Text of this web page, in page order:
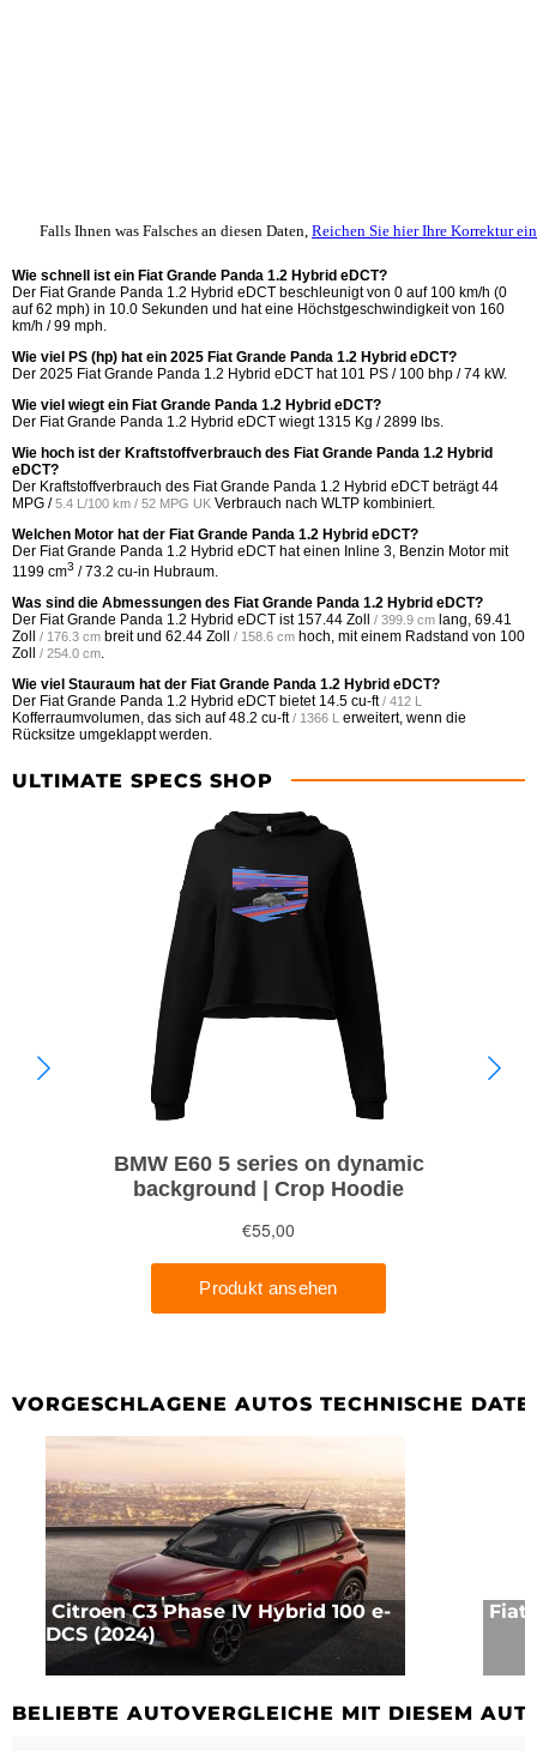
Falls Ihnen was Falsches an diesen Daten, Reichen Sie hier Ihre Korrektur ein
Wie schnell ist ein Fiat Grande Panda 1.2 Hybrid eDCT?
Der Fiat Grande Panda 1.2 Hybrid eDCT beschleunigt von 0 auf 100 km/h (0
auf 62 mph) in 10.0 Sekunden und hat eine Höchstgeschwindigkeit von 160
km/h / 99 mph.
Wie viel PS (hp) hat ein 2025 Fiat Grande Panda 1.2 Hybrid eDCT?
Der 2025 Fiat Grande Panda 1.2 Hybrid eDCT hat 101 PS / 100 bhp / 74 kW.
Wie viel wiegt ein Fiat Grande Panda 1.2 Hybrid eDCT?
Der Fiat Grande Panda 1.2 Hybrid eDCT wiegt 1315 Kg / 2899 lbs.
Wie hoch ist der Kraftstoffverbrauch des Fiat Grande Panda 1.2 Hybrid
eDCT?
Der Kraftstoffverbrauch des Fiat Grande Panda 1.2 Hybrid eDCT beträgt44
MPG /5.4 L/100 km / 52 MPG UK Verbrauch nach WLTP kombiniert.
Welchen Motor hat der Fiat Grande Panda 1.2 Hybrid eDCT?
Der Fiat Grande Panda 1.2 Hybrid eDCT hat einen Inline 3, Benzin Motor mit
1199 cm3 / 73.2 cu-in Hubraum.
Was sind die Abmessungen des Fiat Grande Panda 1.2 Hybrid eDCT?
Der Fiat Grande Panda 1.2 Hybrid eDCT ist 157.44 Zoll / 399.9 cm lang, 69.41
Zoll / 176.3 cm breit und 62.44 Zoll / 158.6 cm hoch, mit einem Radstand von 100
Zoll / 254.0 cm
Wie viel Stauraum hat der Fiat Grande Panda 1.2 Hybrid eDCT?
Der Fiat Grande Panda 1.2 Hybrid eDCT bietet 14.5 cu-ft / 412 L
Kofferraumvolumen, das sich auf48.2 cu-ft / 1366 L erweitert, wenn die
Rücksitze umgeklappt werden.
ULTIMATE SPECS SHOP
VORGESCHLAGENE AUTOS TECHNISCHE
Citroen C3 Phase IV Hybrid 100 e-
DCS (2024)
Fiat
BELIEBTE AUTOVERGLEICHE MIT DIESEM